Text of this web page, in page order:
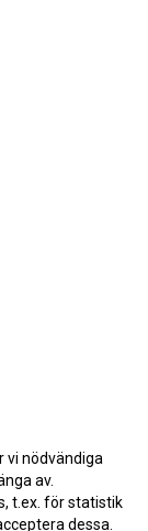
vi nödvändiga
av.
t.ex. för statistik
dessa.